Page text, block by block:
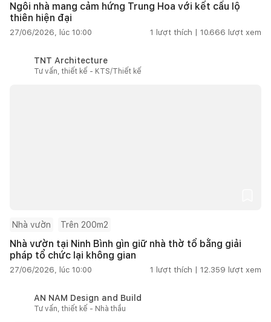
Ngôi nhà mang cảm hứng Trung Hoa với kết cấu lộ
thiên hiện đại
27/06/2026, lúc 10:00 1 lượt thích | 10.666 lượt xem
TNT Architecture
Tư vấn, thiết kế - KTS/Thiết kế
Nhà vườn Trên 200m2
Nhà vườn tại Ninh Bình gìn giữ nhà thờ tổ bằng giải
pháp tổ chức lại không gian
27/06/2026, lúc 10:00 1 lượt thích | 12.359 lượt xem
AN NAM Design and Build
Tư vấn, thiết kế - Nhà thầu